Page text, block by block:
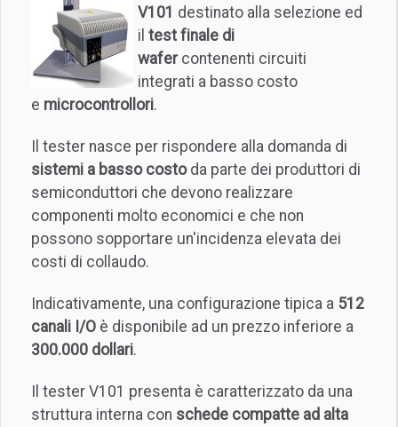
V101 destinato alla selezione ed
il test finale di
wafercontenenti circuiti
integrati a basso costo
e microcontrollori.
Il tester nasce per rispondere alla domanda di
sistemi a basso costoda parte dei produttori di
semiconduttori che devono realizzare
componenti molto economici e che non
possono sopportare un'incidenza elevata dei
costi di collaudo.
Indicativamente, una configurazione tipica a 512
canali I/O è disponibile ad un prezzo inferiore a
300.000 dollari.
Il tester V101 presenta è caratterizzato da una
struttura interna con schede compatte ad alta